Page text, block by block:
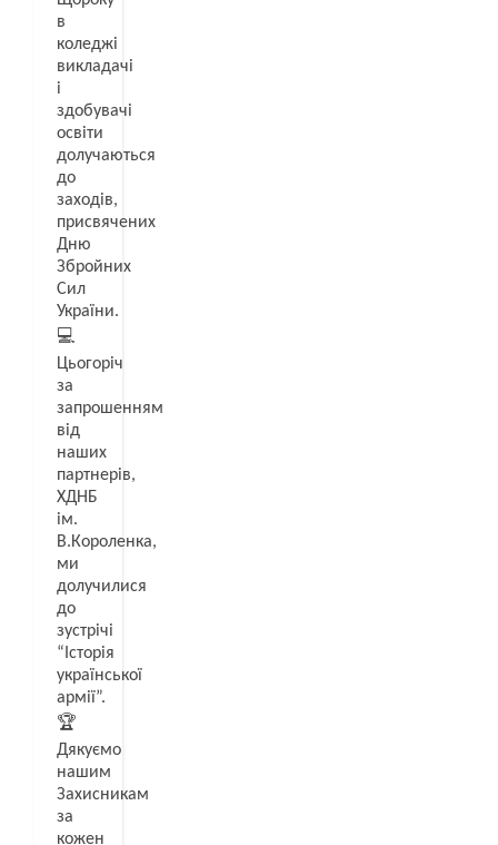
в
коледжі
викладачі
і
здобувачі
освіти
долучаються
до
заходів,
присвячених
Дню
Збройних
Сил
України.
💻
Цьогоріч
за
запрошенням
від
наших
партнерів,
ХДНБ
ім.
В.Короленка,
ми
долучилися
до
зустрічі
“Історія
української
армії”.
🏆
Дякуємо
нашим
Захисникам
за
кожен